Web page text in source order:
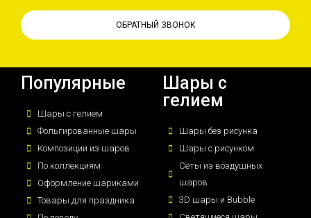
ОБРАТНЫЙ ЗВОНОК
Популярные
Шары с гелием
Фольгированные шары
Композиции из шаров
По коллекциям
Оформление шариками
Товары для праздника
Шары с
гелием
Шары без рисунка
Шары с рисунком
Сеты из воздушных
шаров
3D шары и Bubble